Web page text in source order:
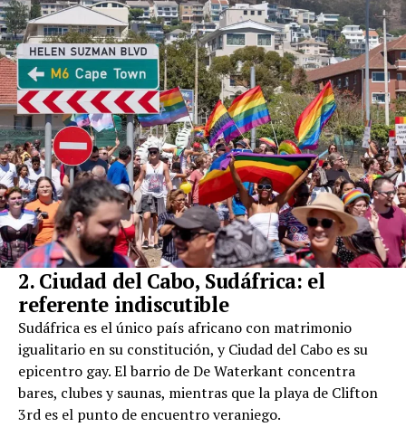
2. Ciudad del Cabo, Sudáfrica: el
referente indiscutible
Sudáfrica es el único país africano con matrimonio
igualitario en su constitución, y Ciudad del Cabo es su
epicentro gay. El barrio de De Waterkant concentra
bares, clubes y saunas, mientras que la playa de Clifton
3rd es el punto de encuentro veraniego.